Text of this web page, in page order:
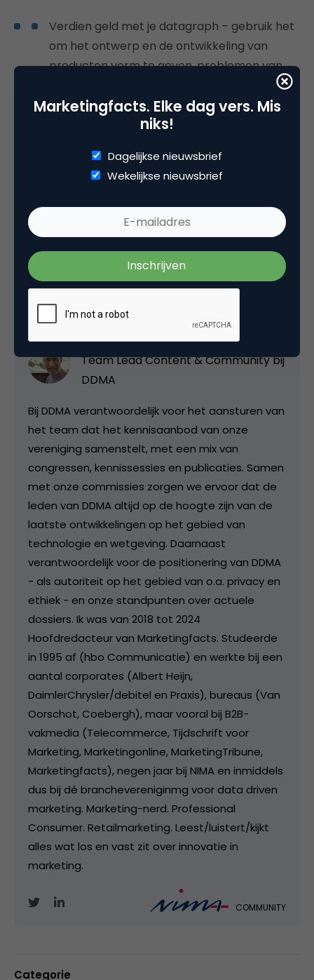
Verdien geld met je datagraph – gebruik het
om het ontwerp en de ontwikkeling van
producten vorm te geven, problemen van
inkomstenstromen te openen.
Kopieer link
luuk ros
Team Lead Content & Community bij
DDMA
Bij DDMA verantwoordelijk voor het aansturen van
het team dat het kennisaanbod van onze
vereniging samenstelt, met een mix van
congressen, kennissessies en publicaties. Samen
met onze commissies zorgen we ervoor dat de
leden van DDMA altijd op de hoogte zijn van de
laatste ontwikkelingen op het gebied van
technologie en wetgeving. Daarnaast
verantwoordelijk voor de positionering van DDMA
- als autoriteit op het gebied van o.a. privacy en
ethiek - en onze standpunten over actuele
dossiers. Ik was van 2018 tot 2024
Hoofdredacteur van Marketingfacts. Studeerde
in 1995 af (hbo Communicatie) en werkte bij een
aantal corporates (Albert Heijn,
DaimlerChrysler/debitel en Praxis), bureaus (Van
Oorschot, Coebergh), maar vooral bij B2B-
vakmedia (Telecommerce, Tijdschrift voor
Marketing, Marketingonline, MarketingTribune,
Marketingfacts), negen jaar bij NIMA en inmiddels
dus bij dé branchevereniginmg voor data driven
marketing. Marketing-nerd. Professional
Consumer. Retailmarketing. Leest/luistert/kijkt
alles wat los en vast zit over innovatie in
marketing.
COMMUNITY
Categorie
Marketingfacts. Elke dag vers. Mis
niks!
Dagelijkse nieuwsbrief
Wekelijkse nieuwsbrief